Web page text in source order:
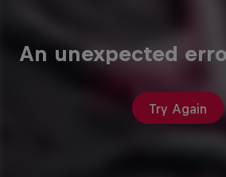
An unexpected
Try Again